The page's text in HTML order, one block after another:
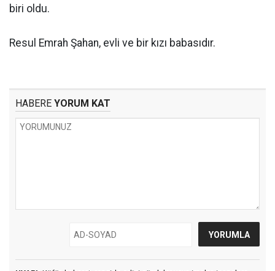
biri oldu.
Resul Emrah Şahan, evli ve bir kızı babasıdır.
HABERE YORUM KAT